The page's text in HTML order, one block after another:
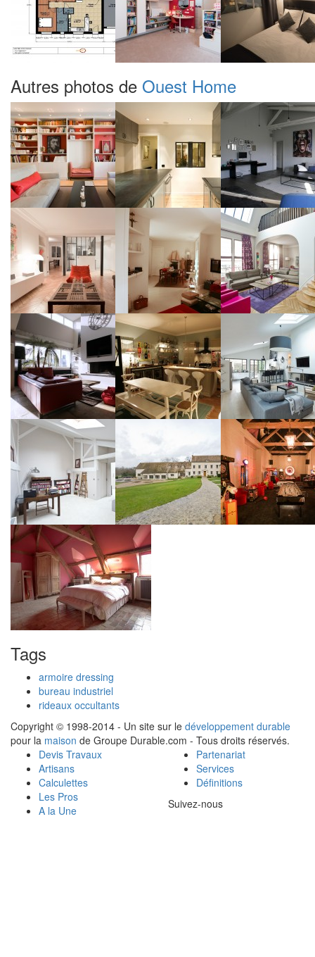
Autres photos de Ouest Home
Tags
armoire dressing
bureau industriel
rideaux occultants
Copyright © 1998-2014 - Un site sur le développement durable
pour la maison de Groupe Durable.com - Tous droits réservés.
Devis Travaux
Artisans
Calculettes
Les Pros
A la Une
Partenariat
Services
Définitions
Suivez-nous